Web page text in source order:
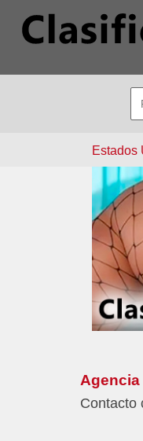
Estados
Contacto